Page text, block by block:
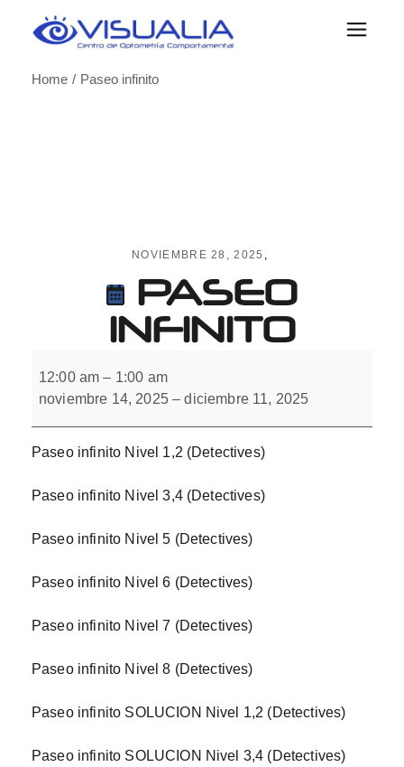
Home
Paseo infinito
NOVIEMBRE 28, 2025
PASEO
INFINITO
infinito
12:00 am – 1:00 am
noviembre 14, 2025 –diciembre 11, 2025
Paseo infinito Nivel 1,2 (Detectives)
Paseo infinito Nivel 3,4 (Detectives)
Paseo infinito Nivel 5 (Detectives)
Paseo infinito Nivel 6 (Detectives)
Paseo infinito Nivel 7 (Detectives)
Paseo infinito Nivel 8 (Detectives)
Paseo infinito SOLUCION Nivel 1,2 (Detectives)
Paseo infinito SOLUCION Nivel 3,4 (Detectives)